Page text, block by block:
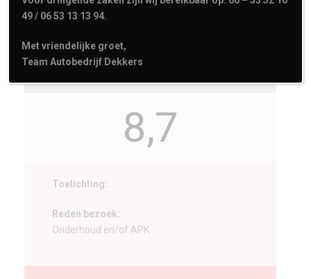
jetty eugster uit 's-Hertogenbosch
8,7
Toelichting:
Reden bezoek:
Onderhoud en/of APK
49 / 06 53 13 13 94.
Met vriendelijke groet,
Team Autobedrijf Dekkers